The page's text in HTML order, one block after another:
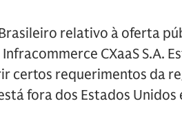
relativo à oferta
CXaaS S.A.
certos requerimentos da
fora dos Estados Unidos